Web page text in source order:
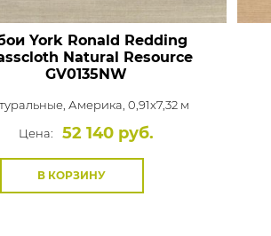
York Ronald Redding
Natural Resource
GV0135NW
Америка, 0,91x7,32 м
Цена:
52 140 руб.
В КОРЗИНУ